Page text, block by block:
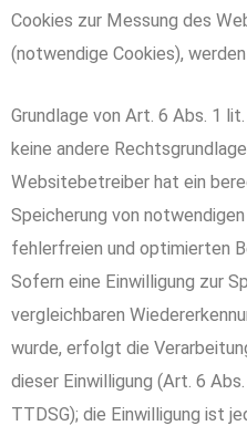
Cookies zur Messung des
(notwendige Cookies),
Grundlage von Art. 6 Abs. 1
keine andere
Websitebetreiber hat ein
Speicherung von
fehlerfreien und optimierten
Sofern eine Einwilligung zur
vergleichbaren
wurde, erfolgt die
dieser Einwilligung (Art. 6
TTDSG); die Einwilligung ist